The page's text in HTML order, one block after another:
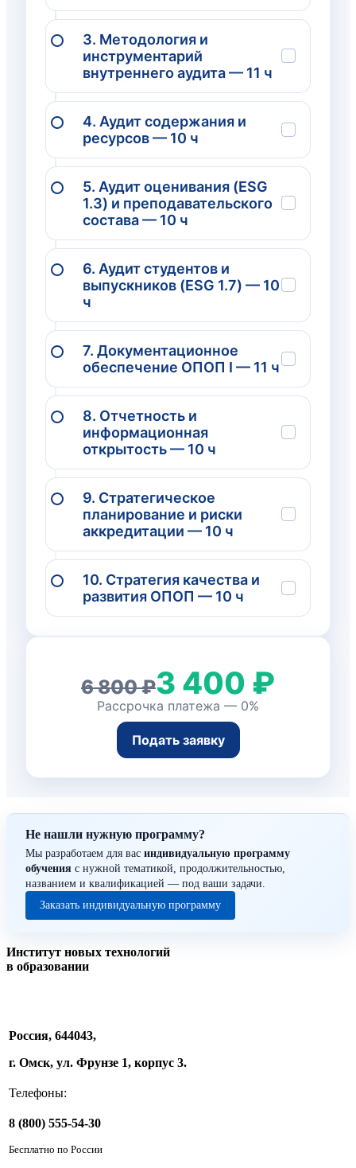
3. Методология и
инструментарий
внутреннего аудита — 11 ч
4. Аудит содержания и
ресурсов — 10 ч
5. Аудит оценивания (ESG
1.3) и преподавательского
состава — 10 ч
6. Аудит студентов и
выпускников (ESG 1.7) — 10
ч
7. Документационное
обеспечение ОПОП I — 11 ч
8. Отчетность и
информационная
открытость — 10 ч
9. Стратегическое
планирование и риски
аккредитации — 10 ч
10. Стратегия качества и
развития ОПОП — 10 ч
6 800 ₽3 400 ₽
Рассрочка платежа — 0%
Подать заявку
Не нашли нужную программу?
Мы разработаем для вас индивидуальную программу
обучения с нужной тематикой, продолжительностью,
названием и квалификацией — под ваши задачи.
Заказать индивидуальную программу
Институт новых технологий
в образовании
Россия, 644043,
г. Омск, ул. Фрунзе 1, корпус 3.
Телефоны:
8 (800) 555-54-30
Бесплатно по России